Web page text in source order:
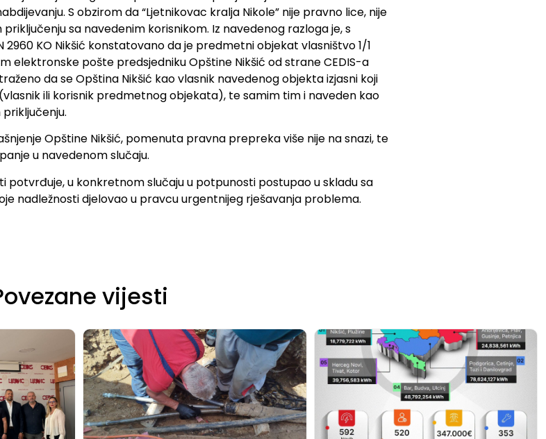
S obzirom da “Ljetnikovac kralja Nikole” nije pravno lice, nije
sa navedenim korisnikom. Iz navedenog razloga je, s
KO Nikšić konstatovano da je predmetni objekat vlasništvo 1/1
elektronske pošte predsjedniku Opštine Nikšić od strane CEDIS-a
da se Opština Nikšić kao vlasnik navedenog objekta izjasni koji
ili korisnik predmetnog objekata), te samim tim i naveden kao
Opštine Nikšić, pomenuta pravna prepreka više nije na snazi, te
u navedenom slučaju.
potvrđuje, u konkretnom slučaju u potpunosti postupao u skladu sa
nadležnosti djelovao u pravcu urgentnijeg rješavanja problema.
vijesti